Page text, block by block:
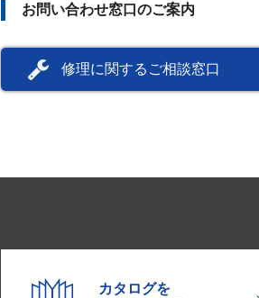
お問い合わせ窓口のご案内
修理に関するご相談窓口
カタログを